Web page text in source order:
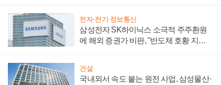
전자·전기·정보통신
삼성전자 SK하이닉스 소극적 주주환원
에 해외 증권가 비판, "반도체 호황 지속
건설
국내외서 속도 붙는 원전 사업, 삼성물산·